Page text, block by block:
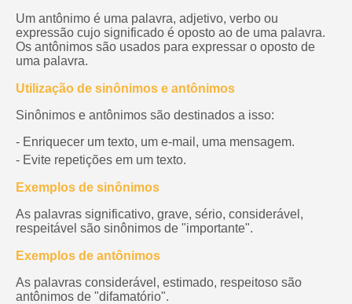
Um antônimo é uma palavra, adjetivo, verbo ou
expressão cujo significado é oposto ao de uma palavra.
Os antônimos são usados para expressar o oposto de
uma palavra.
Utilização de sinônimos e antônimos
Sinônimos e antônimos são destinados a isso:
- Enriquecer um texto, um e-mail, uma mensagem.
- Evite repetições em um texto.
Exemplos de sinônimos
As palavras significativo, grave, sério, considerável,
respeitável são sinônimos de "importante".
Exemplos de antônimos
As palavras considerável, estimado, respeitoso são
antônimos de "difamatório".